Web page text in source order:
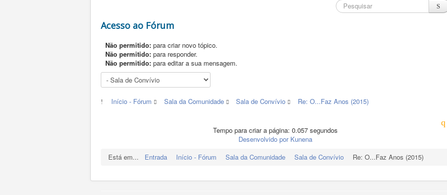
Acesso ao Fórum
Não permitido: para criar novo tópico.
Não permitido: para responder.
Não permitido: para editar a sua mensagem.
Início - Fórum Sala da Comunidade Sala de Convívio Re: O...Faz Anos (2015)
Tempo para criar a página: 0.057 segundos
Desenvolvido por Kunena
Está em...
Entrada Início - Fórum Sala da Comunidade Sala de Convívio Re: O...Faz Anos (2015)